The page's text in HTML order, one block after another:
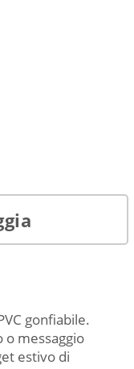
gonfiabile.
o messaggio
estivo di